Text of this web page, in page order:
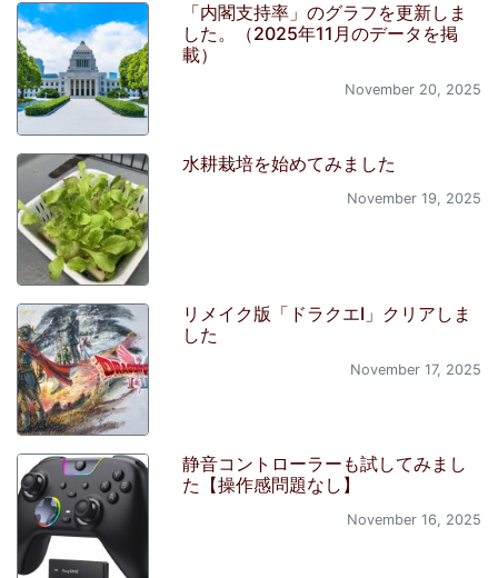
「内閣支持率」のグラフを更新しま
した。（2025年11月のデータを掲
載）
November 20, 2025
水耕栽培を始めてみました
November 19, 2025
リメイク版「ドラクエI」クリアしま
した
November 17, 2025
静音コントローラーも試してみまし
た【操作感問題なし】
November 16, 2025